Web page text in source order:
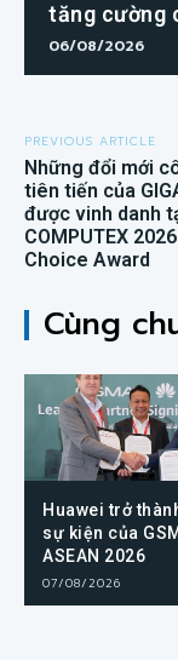
tăng cường
06/08/2026
PREVIOUS ARTICLE
Những đổi mới
tiên tiến của
được vinh danh
COMPUTEX
Choice Award
Cùng
Huawei trở
sự kiện của
ASEAN 2026
07/08/2026